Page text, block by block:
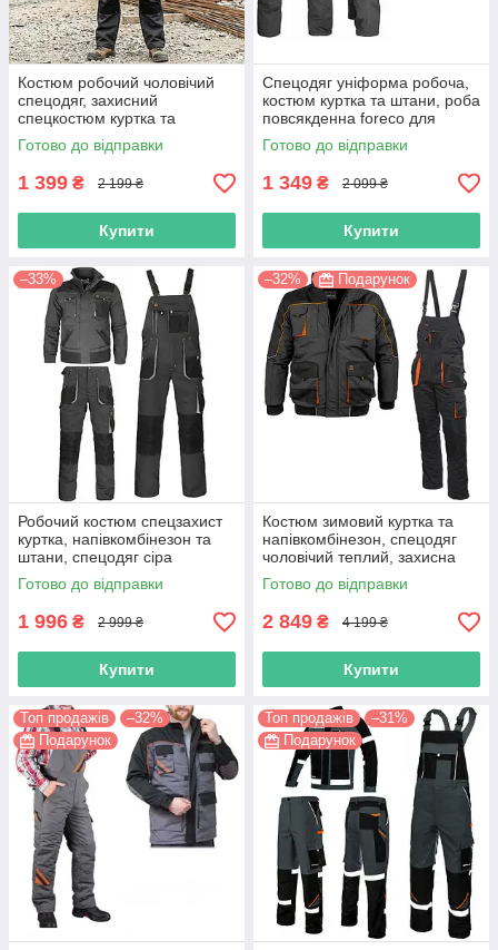
Костюм робочий чоловічий
спецодяг, захисний
спецкостюм куртка та
напівкомбінезон, польша reis
Готово до відправки
1 399 ₴ 2 199 ₴
Купити
Спецодяг уніформа робоча,
костюм куртка та штани, роба
повсякденна foreco для
працівників, польша reis
Готово до відправки
1 349 ₴ 2 099 ₴
Купити
–33%
Робочий костюм спецзахист
куртка, напівкомбінезон та
штани, спецодяг сіра
чоловіча, захисна спецівка,
польша
Готово до відправки
1 996 ₴ 2 999 ₴
Купити
–32% Подарунок
Костюм зимовий куртка та
напівкомбінезон, спецодяг
чоловічий теплий, захисна
утеплена роба на зиму,
польша
Готово до відправки
2 849 ₴ 4 199 ₴
Купити
Топ продажів
–32%
Подарунок
Топ продажів
–31%
Подарунок